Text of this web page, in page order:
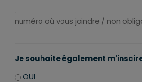
numéro où vous joindre / non
Je souhaite également
OUI